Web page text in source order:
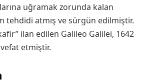
uğramak zorunda kalan
tehdidi atmış ve sürgün edilmiştir.
ilan edilen Galileo Galilei, 1642
vefat etmiştir.